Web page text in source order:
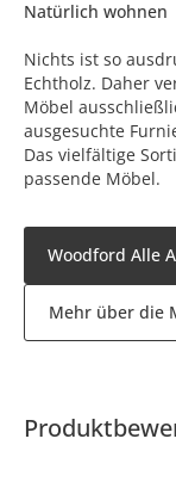
Natürlich wohnen
Nichts ist so
Echtholz. Daher
Möbel
ausgesuchte
Das vielfältige
passende Möbel.
Woodford Alle
Mehr über die